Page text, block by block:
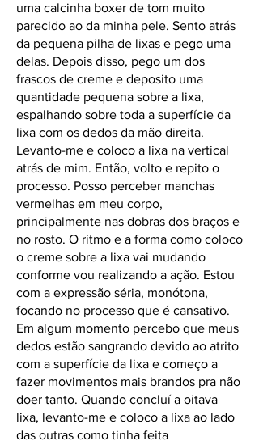
uma calcinha boxer de tom muito
parecido ao da minha pele. Sento atrás
da pequena pilha de lixas e pego uma
delas. Depois disso, pego um dos
frascos de creme e deposito uma
quantidade pequena sobre a lixa,
espalhando sobre toda a superfície da
lixa com os dedos da mão direita.
Levanto-me e coloco a lixa na vertical
atrás de mim. Então, volto e repito o
processo. Posso perceber manchas
vermelhas em meu corpo,
principalmente nas dobras dos braços e
no rosto. O ritmo e a forma como coloco
o creme sobre a lixa vai mudando
conforme vou realizando a ação. Estou
com a expressão séria, monótona,
focando no processo que é cansativo.
Em algum momento percebo que meus
dedos estão sangrando devido ao atrito
com a superfície da lixa e começo a
fazer movimentos mais brandos pra não
doer tanto. Quando concluí a oitava
lixa, levanto-me e coloco a lixa ao lado
das outras como tinha feita